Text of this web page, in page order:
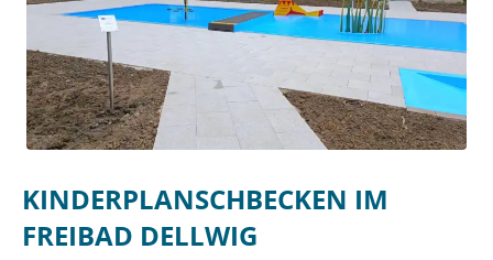
KINDERPLANSCHBECKEN IM
FREIBAD DELLWIG